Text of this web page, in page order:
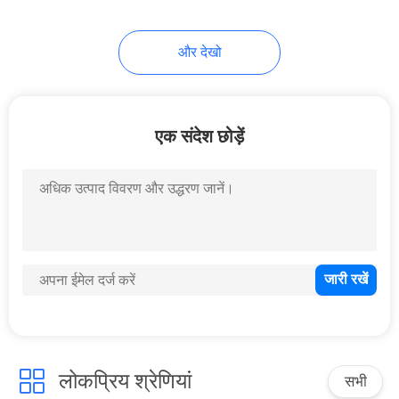
पोर्टेबल स्क्रू एयर
उपकरण
और देखो
एक संदेश छोड़ें
लोकप्रिय श्रेणियां सभी